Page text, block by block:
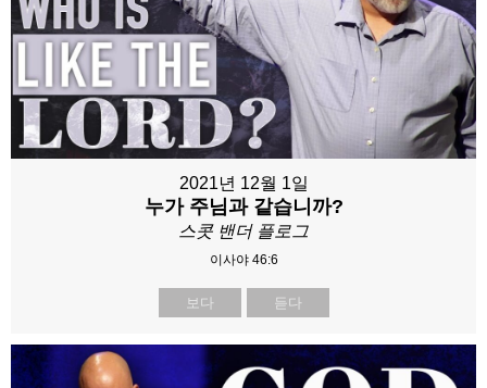
2021년 12월 1일
누가 주님과 같습니까?
스콧 밴더 플로그
이사야 46:6
보다 듣다